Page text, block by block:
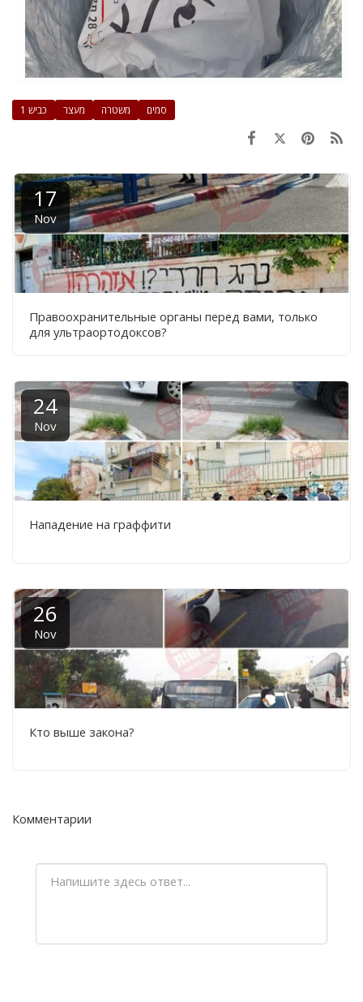
כביש 1 מעצר משטרה סמים
17
Nov
Правоохранительные органы перед вами, только
для ультраортодоксов?
24
Nov
Нападение на граффити
26
Nov
Кто выше закона?
Комментарии